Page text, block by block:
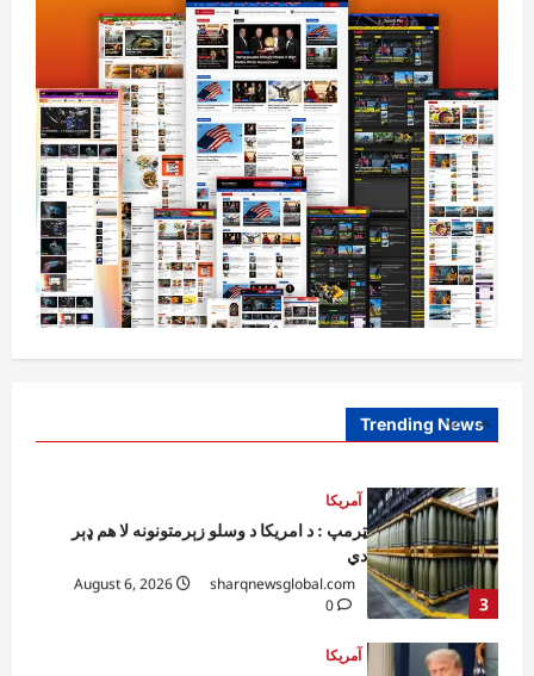
Trending News
5
افغانستان
کورنیو چارو وزارت: حیرتان کې د بهرنیو
اسعارو د قاچاق هڅه شنډه شوه
sharqnewsglobal.com
August 6, 2026
1
افغانستان
ننګرهار کې د تېلو یو شمېر پمپونه وتړل شول
sharqnewsglobal.com
August 6, 2026
0
2
افغانستان
sharqnewsglobal.com
3
ټرمپ : د امریکا د وسلو زېرمتونونه لا هم ډېر
دي
sharqnewsglobal.com
0
ټرمپ : ایران سره خبرې د پوځي اقدام پر ځای